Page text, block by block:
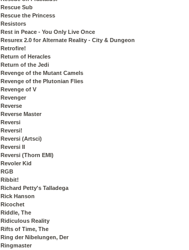
Rescue Sub
Rescue the Princess
Resistors
Rest in Peace - You Only Live Once
Resurex 2.0 for Alternate Reality - City & Dungeon
Retrofire!
Return of Heracles
Return of the Jedi
Revenge of the Mutant Camels
Revenge of the Plutonian Flies
Revenge of V
Revenger
Reverse
Reverse Master
Reversi
Reversi!
Reversi (Artsci)
Reversi II
Reversi (Thorn EMI)
Revoler Kid
RGB
Ribbit!
Richard Petty's Talladega
Rick Hanson
Ricochet
Riddle, The
Ridiculous Reality
Rifts of Time, The
Ring der Nibelungen, Der
Ringmaster